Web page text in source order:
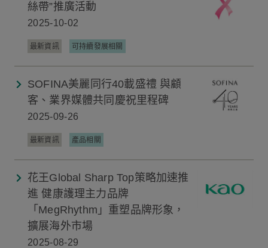
絲帶”推廣活動
2025-10-02
最新資訊 可持續發展相關
SOFINA美麗同行40載盛禮 與顧
客、業界媒體共同慶祝里程碑
2025-09-26
最新資訊 產品相關
花王Global Sharp Top策略加速推
進 健康護理主力品牌
「MegRhythm」重塑品牌形象，
擴展海外市場
2025-08-29